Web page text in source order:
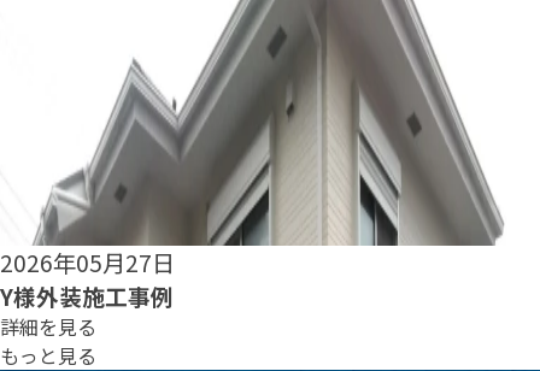
2026年05月25日
S様外装施工事例
詳細を見る
もっと見る